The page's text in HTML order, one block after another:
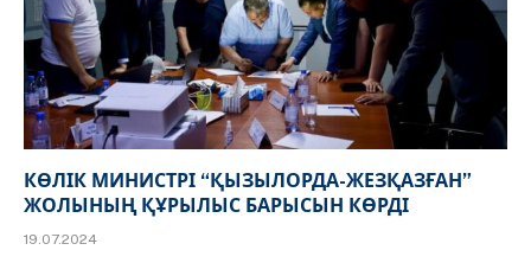
КӨЛІК МИНИСТРІ “ҚЫЗЫЛОРДА-ЖЕЗҚАЗҒАН”
ЖОЛЫНЫҢ ҚҰРЫЛЫС БАРЫСЫН КӨРДІ
19.07.2024